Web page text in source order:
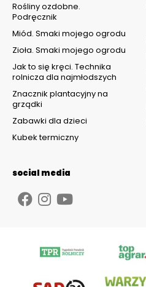
Rośliny ozdobne.
Podręcznik
Miód. Smaki mojego ogrodu
Zioła. Smaki mojego ogrodu
Jak to się kręci. Technika
rolnicza dla najmłodszych
Znacznik plantacyjny na
grządki
Zabawki dla dzieci
Kubek termiczny
social media